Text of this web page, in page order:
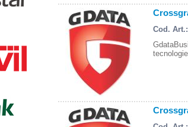
Cod. Art.: